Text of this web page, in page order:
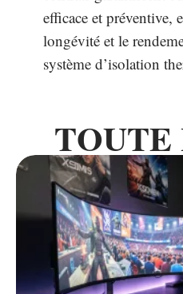
efficace et préventive,
longévité et le
système d’isolation